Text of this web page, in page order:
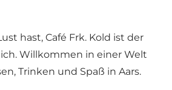
hast, Café Frk. Kold ist der
Willkommen in einer Welt
Trinken und Spaß in Aars.